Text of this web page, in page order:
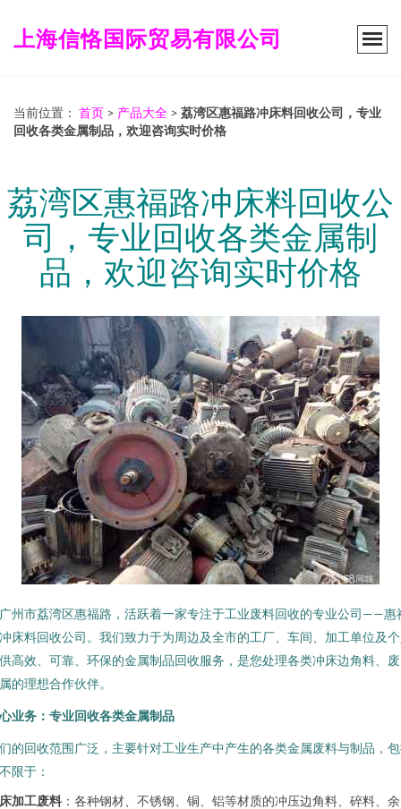
上海信恪国际贸易有限公司
当前位置： 首页 > 产品大全 > 荔湾区惠福路冲床料回收公司，专业
回收各类金属制品，欢迎咨询实时价格
荔湾区惠福路冲床料回收公
司，专业回收各类金属制
品，欢迎咨询实时价格
州市荔湾区惠福路，活跃着一家专注于工业废料回收的专业公司——惠
床料回收公司。我们致力于为周边及全市的工厂、车间、加工单位及
高效、可靠、环保的金属制品回收服务，是您处理各类冲床边角料、
的理想合作伙伴。
业务：专业回收各类金属制品
的回收范围广泛，主要针对工业生产中产生的各类金属废料与制品，
限于：
加工废料 ：各种钢材、不锈钢、铜、铝等材质的冲压边角料、碎料、余